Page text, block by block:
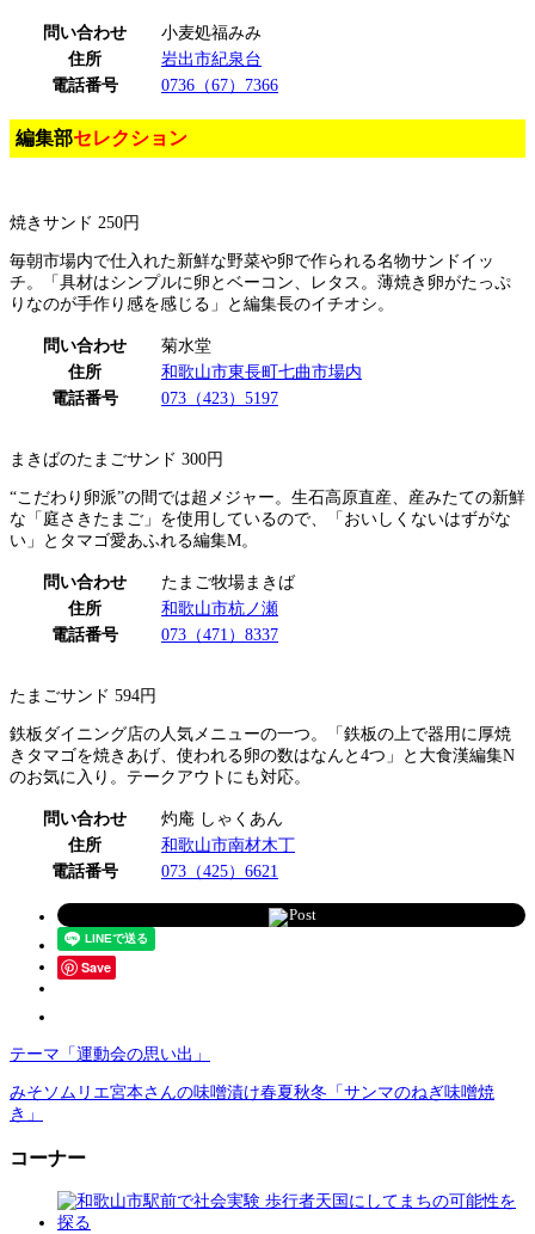
問い合わせ
小麦処福みみ
住所
岩出市紀泉台
電話番号
0736（67）7366
編集部セレクション
焼きサンド 250円
毎朝市場内で仕入れた新鮮な野菜や卵で作られる名物サンドイッ
チ。「具材はシンプルに卵とベーコン、レタス。薄焼き卵がたっぷ
りなのが手作り感を感じる」と編集長のイチオシ。
問い合わせ
菊水堂
住所
和歌山市東長町七曲市場内
電話番号
073（423）5197
まきばのたまごサンド 300円
“こだわり卵派”の間では超メジャー。生石高原直産、産みたての新鮮
な「庭さきたまご」を使用しているので、「おいしくないはずがな
い」とタマゴ愛あふれる編集M。
問い合わせ
たまご牧場まきば
住所
和歌山市杭ノ瀬
電話番号
073（471）8337
たまごサンド 594円
鉄板ダイニング店の人気メニューの一つ。「鉄板の上で器用に厚焼
きタマゴを焼きあげ、使われる卵の数はなんと4つ」と大食漢編集N
のお気に入り。テークアウトにも対応。
問い合わせ
灼庵 しゃくあん
住所
和歌山市南材木丁
電話番号
073（425）6621
Post
Save
テーマ「運動会の思い出」
みそソムリエ宮本さんの味噌漬け春夏秋冬「サンマのねぎ味噌焼
き」
コーナー